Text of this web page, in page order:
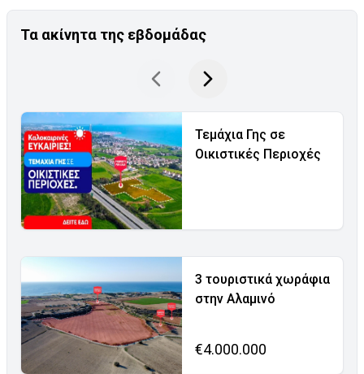
Τα ακίνητα της εβδομάδας
Τεμάχια Γης σε
Οικιστικές Περιοχές
3 τουριστικά χωράφια
στην Αλαμινό
€4.000.000